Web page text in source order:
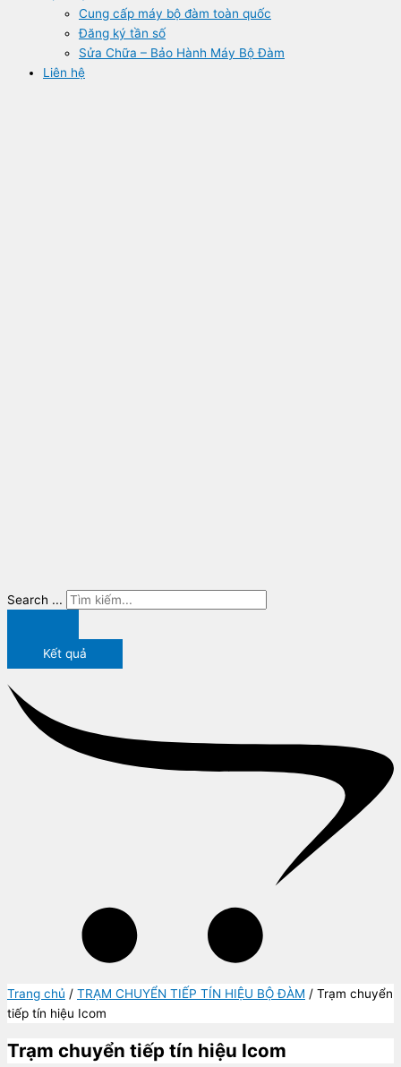
Cung cấp máy bộ đàm toàn quốc
Đăng ký tần số
Sửa Chữa – Bảo Hành Máy Bộ Đàm
Liên hệ
Search ...
Kết quả
Trang chủ / TRẠM CHUYỂN TIẾP TÍN HIỆU BỘ ĐÀM / Trạm chuyển
tiếp tín hiệu Icom
Trạm chuyển tiếp tín hiệu Icom